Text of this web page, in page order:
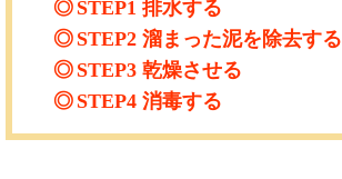
STEP1排水する
STEP2溜まった泥を除去する
STEP3乾燥させる
STEP4消毒する